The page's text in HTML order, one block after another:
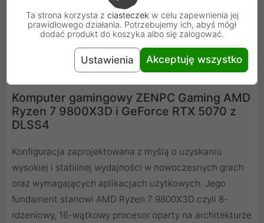
zestawem wyjątkowych narzędzi, które wykorzystują
moc platformy RTX w kreatywnych zastosowaniach
twórczych wspomaganych AI.
Komputer gamingowy ZENPC Gaming AMD
Ryzen 7 9800X3D i GeForce RTX 5070 z
DLSS4
Konfiguracja zaprojektowana z myślą o uzyskaniu
wysokiej i stabilnej wydajności w nowoczesnych grach
oraz wymagających aplikacjach użytkowych. Jego
fundament stanowi AMD Ryzen 7 9800X3D czyli 8-
rdzeniowy, 16-wątkowy procesor oparty na architekturze
Ta strona korzysta z ciasteczek w celu zapewnienia jej
prawidłowego działania. Potrzebujemy ich, abyś mógł
dodać produkt do koszyka albo się zalogować.
Ustawienia Akceptuję wszystko